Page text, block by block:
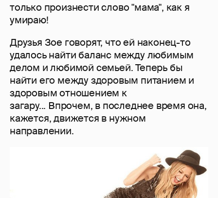
только произнести слово "мама", как я
умираю!
Друзья Зое говорят, что ей наконец-то
удалось найти баланс между любимым
делом и любимой семьей. Теперь бы
найти его между здоровым питанием и
здоровым отношением к
загару... Впрочем, в последнее время она,
кажется, движется в нужном
направлении.